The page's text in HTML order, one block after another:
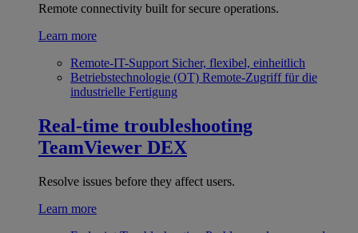
Remote connectivity built for secure operations.
Learn more
Remote-IT-Support Sicher, flexibel, einheitlich
Betriebstechnologie (OT) Remote-Zugriff für die
industrielle Fertigung
Real-time troubleshooting
TeamViewer DEX
Resolve issues before they affect users.
Learn more